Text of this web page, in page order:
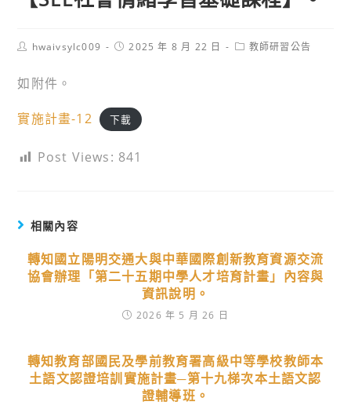
Posthwaivsylc009
Post2025 年 8 月 22 日
Post教師研習公告
如附件。
實施計畫-12 下載
Post Views: 841
相關內容
轉知國立陽明交通大與中華國際創新教育資源交流
協會辦理「第二十五期中學人才培育計畫」內容與
資訊說明。
2026 年 5 月 26 日
轉知教育部國民及學前教育署高級中等學校教師本
土語文認證培訓實施計畫─第十九梯次本土語文認
證輔導班。